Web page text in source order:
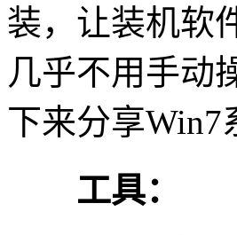
装，让装机软
几乎不用手动
下来分享Win7
工具：